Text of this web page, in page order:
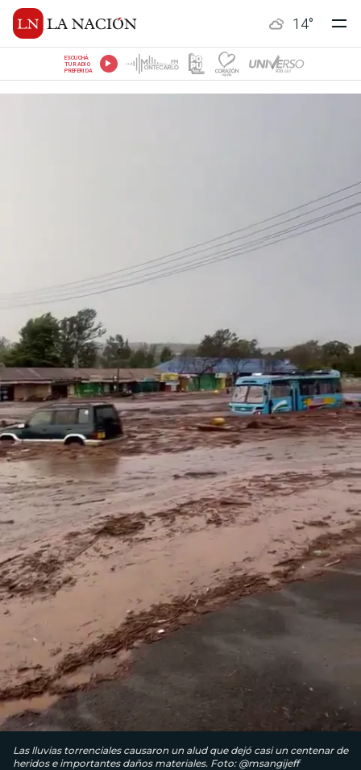
14°
ESCUCHÁ
TU RADIO
PREFERIDA
Las lluvias torrenciales causaron un alud que dejó casi un centenar de
heridos e importantes daños materiales. Foto: @msangijeff